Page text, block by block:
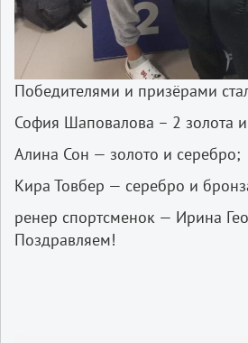
Победителями и призёрами
София Шаповалова – 2 золота
Алина Сон — золото и серебро;
Кира Товбер — серебро и
ренер спортсменок — Ирина
Поздравляем!